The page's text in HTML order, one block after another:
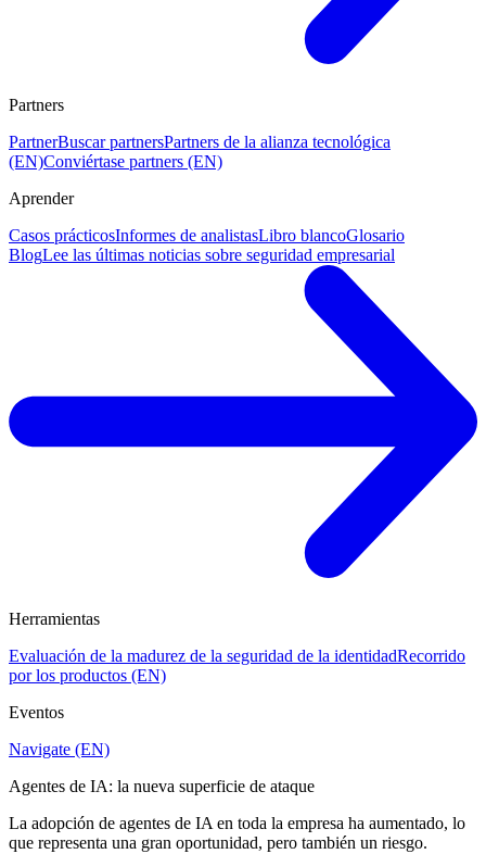
Partners
PartnerBuscar partnersPartners de la alianza tecnológica
(EN)Conviértase partners (EN)
Aprender
Casos prácticosInformes de analistasLibro blancoGlosario
BlogLee las últimas noticias sobre seguridad empresarial
Herramientas
Evaluación de la madurez de la seguridad de la identidadRecorrido
por los productos (EN)
Eventos
Navigate (EN)
Agentes de IA: la nueva superficie de ataque
La adopción de agentes de IA en toda la empresa ha aumentado, lo
que representa una gran oportunidad, pero también un riesgo.